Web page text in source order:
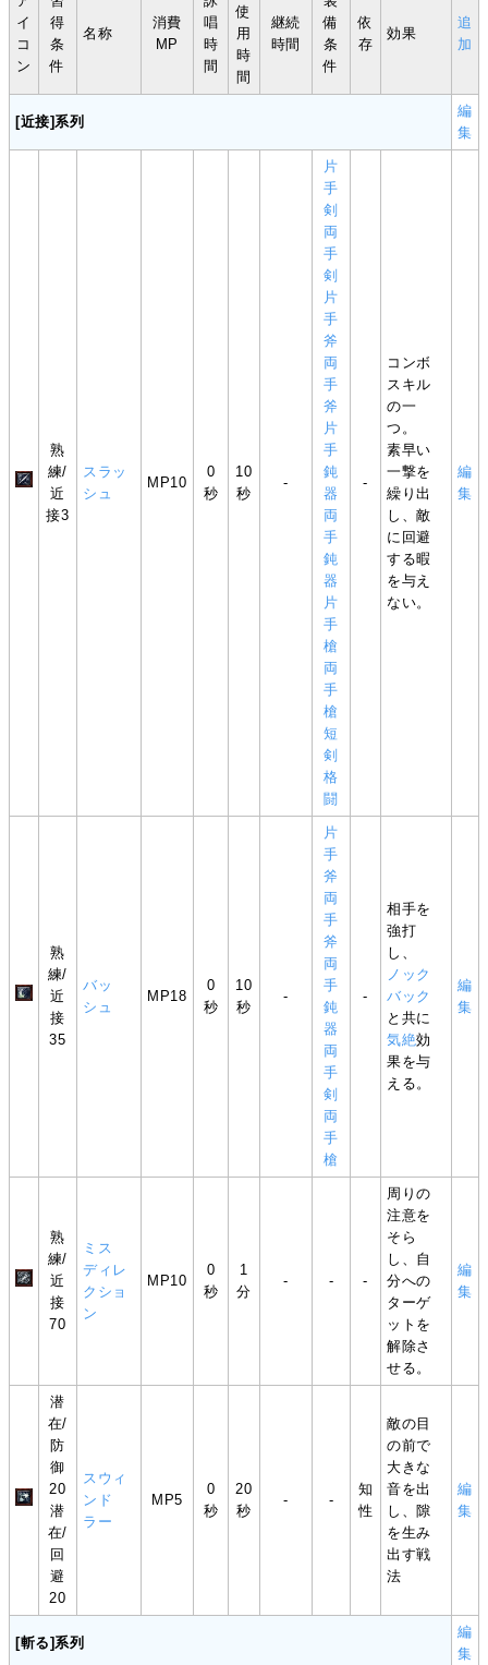
イ
コ
ン
得
条
件
名称
消費
MP
唱
時
間
使
用
時
間
継続
時間
備
条
件
依
存
効果
追
加
[近接]系列
編
集
熟
練/
近
接3
スラッ
シュ
MP10
0
秒
10
秒
-
片
手
剣
両
手
剣
片
手
斧
両
手
斧
片
手
鈍
器
両
手
鈍
器
片
手
槍
両
手
槍
短
剣
格
闘
-
コンボ
スキル
の一
つ。
素早い
一撃を
繰り出
し、敵
に回避
する暇
を与え
ない。
編
集
熟
練/
近
接
35
バッ
シュ
MP18
0
秒
10
秒
-
片
手
斧
両
手
斧
両
手
鈍
器
両
手
剣
両
手
槍
-
相手を
強打
し、
ノック
バック
と共に
気絶効
果を与
える。
編
集
熟
練/
近
接
70
ミス
ディレ
クショ
ン
MP10
0
秒
1
分
- - -
周りの
注意を
そら
し、自
分への
ターゲ
ットを
解除さ
せる。
編
集
潜
在/
防
御
20
潜
在/
回
避
20
スウィ
ンド
ラー
MP5
0
秒
20
秒
- -
知
性
敵の目
の前で
大きな
音を出
し、隙
を生み
出す戦
法
編
集
[斬る]系列
編
集